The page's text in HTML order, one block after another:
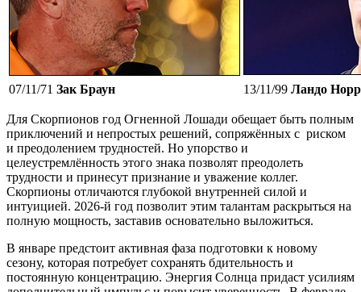
07/11/71 Зак Браун 13/11/99 Ландо
Для Скорпионов год Огненной Лошади обещает быть полным
приключений и непростых решений, сопряжённых с риском
и преодолением трудностей. Но упорство и
целеустремлённость этого знака позволят преодолеть
трудности и принесут признание и уважение коллег.
Скорпионы отличаются глубокой внутренней силой и
интуицией. 2026-й год позволит этим талантам раскрыться на
полную мощность, заставив основательно выложиться.
В январе предстоит активная фаза подготовки к новому
сезону, которая потребует сохранять бдительность и
постоянную концентрацию. Энергия Солнца придаст усилиям